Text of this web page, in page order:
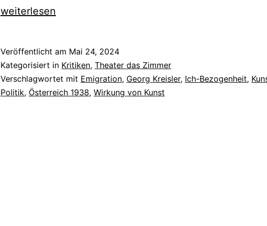
weiterlesen
Veröffentlicht am Mai 24, 2024
Kategorisiert in Kritiken, Theater das Zimmer
Verschlagwortet mit Emigration, Georg Kreisler, Ich-Bezogenheit,
Politik, Österreich 1938, Wirkung von Kunst